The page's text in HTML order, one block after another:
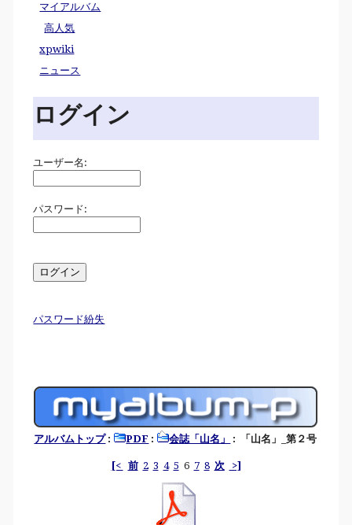
マイアルバム
高人気
xpwiki
ニュース
ログイン
ユーザー名:
パスワード:
パスワード紛失
アルバムトップ: PDF : 会誌「山名」 : 「山名」_第２号
[< 前 2 3 4 5 6 7 8 次 >]